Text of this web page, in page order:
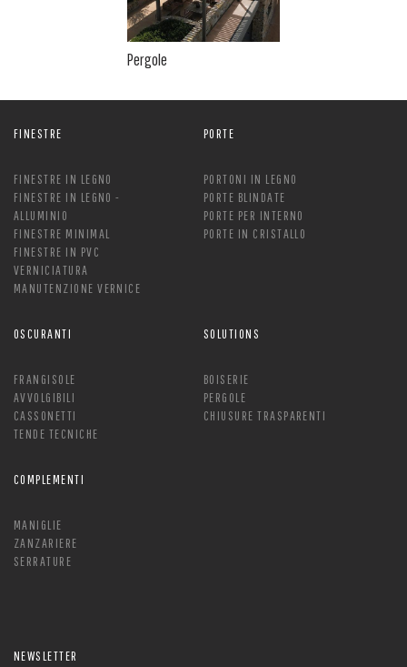
Pergole
FINESTRE
FINESTRE IN LEGNO
FINESTRE IN LEGNO -
ALLUMINIO
FINESTRE MINIMAL
FINESTRE IN PVC
VERNICIATURA
MANUTENZIONE VERNICE
PORTE
PORTONI IN LEGNO
PORTE BLINDATE
PORTE PER INTERNO
PORTE IN CRISTALLO
OSCURANTI
FRANGISOLE
AVVOLGIBILI
CASSONETTI
TENDE TECNICHE
SOLUTIONS
BOISERIE
PERGOLE
CHIUSURE TRASPARENTI
COMPLEMENTI
MANIGLIE
ZANZARIERE
SERRATURE
NEWSLETTER